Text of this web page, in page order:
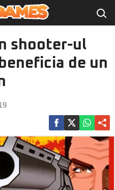
shooter-ul
de un